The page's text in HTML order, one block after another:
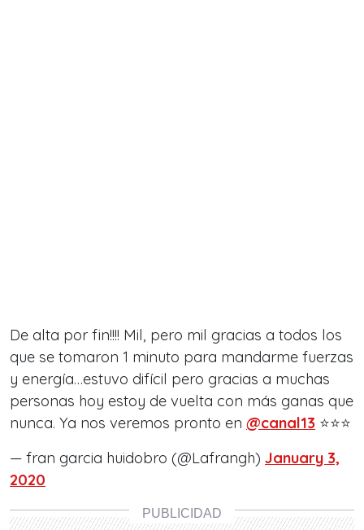
De alta por fin!!!! Mil, pero mil gracias a todos los
que se tomaron 1 minuto para mandarme fuerzas
y energía…estuvo difícil pero gracias a muchas
personas hoy estoy de vuelta con más ganas que
nunca. Ya nos veremos pronto en @canal13 ⭐️⭐️⭐️
— fran garcia huidobro (@Lafrangh) January 3,
2020